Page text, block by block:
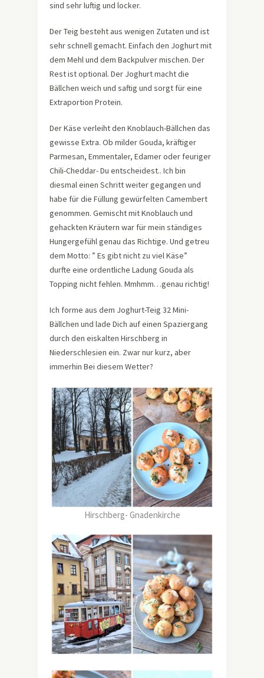
sind sehr luftig und locker.
Der Teig besteht aus wenigen Zutaten und ist
sehr schnell gemacht. Einfach den Joghurt mit
dem Mehl und dem Backpulver mischen. Der
Rest ist optional. Der Joghurt macht die
Bällchen weich und saftig und sorgt für eine
Extraportion Protein.
Der Käse verleiht den Knoblauch-Bällchen das
gewisse Extra. Ob milder Gouda, kräftiger
Parmesan, Emmentaler, Edamer oder feuriger
Chili-Cheddar- Du entscheidest.. Ich bin
diesmal einen Schritt weiter gegangen und
habe für die Füllung gewürfelten Camembert
genommen. Gemischt mit Knoblauch und
gehackten Kräutern war für mein ständiges
Hungergefühl genau das Richtige. Und getreu
dem Motto: ” Es gibt nicht zu viel Käse”
durfte eine ordentliche Ladung Gouda als
Topping nicht fehlen. Mmhmm…genau richtig!
Ich forme aus dem Joghurt-Teig 32 Mini-
Bällchen und lade Dich auf einen Spaziergang
durch den eiskalten Hirschberg in
Niederschlesien ein. Zwar nur kurz, aber
immerhin Bei diesem Wetter?
Hirschberg- Gnadenkirche